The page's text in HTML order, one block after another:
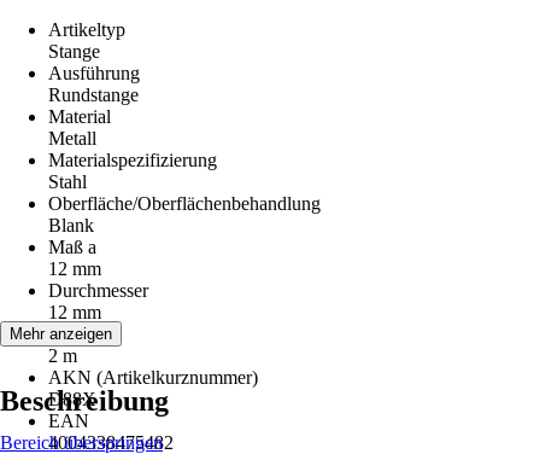
Artikeltyp
Stange
Ausführung
Rundstange
Material
Metall
Materialspezifizierung
Stahl
Oberfläche/Oberflächenbehandlung
Blank
Maß a
12 mm
Durchmesser
12 mm
Länge
2 m
AKN (Artikelkurznummer)
D88X
EAN
4004338475482
Mehr anzeigen
Beschreibung
Bereich überspringen